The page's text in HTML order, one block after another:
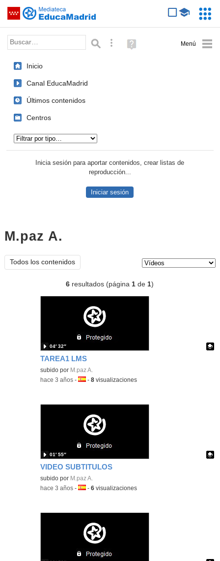
Saltar navegación
Palabra o frase: Búsqueda avanzada
Ayuda
(en
Inicio
Canal EducaMadrid
Últimos contenidos
Centros
Inicia sesión para aportar contenidos, crear listas de
reproducción...
Iniciar sesión
M.paz A.
Todos los contenidos
6 resultados (página1 de1)
TAREA1 LMS
Contenido educativo.
subido por M.paz A.
04′ 32″
-hace 3 años -Idioma:
-8 visualizaciones
VIDEO SUBTITULOS
Contenido educativo.
subido por M.paz A.
01′ 55″
-hace 3 años -Idioma:
-6 visualizaciones